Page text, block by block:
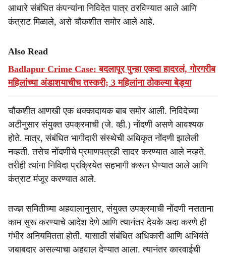
आधारे संबंधित कंपन्यांना निविदेत पात्र ठरविण्यात आले आणि
कंत्राट मिळाले, असे चौकशीत समोर आले आहे.
Also Read
Badlapur Crime Case: बदलापूर पुन्हा एकदा हादरलं, गोरगरीब
महिलांच्या अंडाशयाचीच तस्करी; 3 महिलांना ठोकल्या बेड्या
चौकशीत आणखी एक धक्कादायक बाब समोर आली. निविदेच्या
अटीनुसार संयुक्त उपक्रमाची (जे. व्ही.) नोंदणी असणे आवश्यक
होते. मात्र, संबंधित भागीदारी संस्थेची अधिकृत नोंदणी झालेली
नव्हती. तसेच नोंदणीचे प्रमाणपत्रही सादर करण्यात आले नव्हते.
तरीही त्यांना निविदा प्रक्रियेत सहभागी करून घेण्यात आले आणि
कंत्राट मंजूर करण्यात आले.
तज्ज्ञ समितीच्या अहवालानुसार, संयुक्त उपक्रमाची नोंदणी नसताना
काम सुरू करण्याचे आदेश देणे आणि त्यानंतर देयके अदा करणे ही
गंभीर अनियमितता होती. यासाठी संबंधित अधिकारी आणि अभियंते
जबाबदार असल्याचा अहवाल देण्यात आला. त्यानंतर कारवाईची